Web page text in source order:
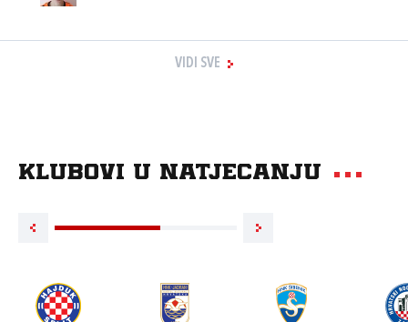
VIDI SVE
Klubovi u natjecanju